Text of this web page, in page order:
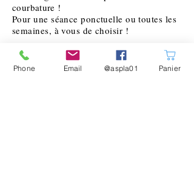
courbature !
Pour une séance ponctuelle ou toutes les
semaines, à vous de choisir !
Ca vous tentevérifier
la dispo de nos
moniteurs.
Phone Email @aspla01 Panier